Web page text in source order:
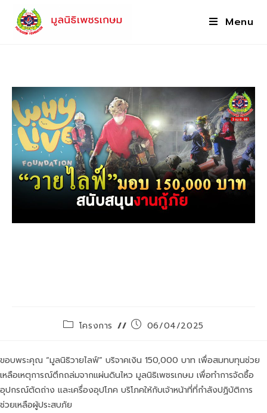
Menu
โครงการ 06/04/2025
ขอบพระคุณ “มูลนิธิวายไลฟ์” บริจาคเงิน 150,000 บาท เพื่อสมทบทุนช่วย
เหลือเหตุการณ์ตึกถล่มจากแผ่นดินไหว มูลนิธิเพชรเกษม เพื่อทำการจัดซื้อ
อุปกรณ์ตัดถ่าง และเครื่องอุปโภค บริโภคให้กับเจ้าหน้าที่ที่กำลังปฏิบัติการ
ช่วยเหลือผู้ประสบภัย